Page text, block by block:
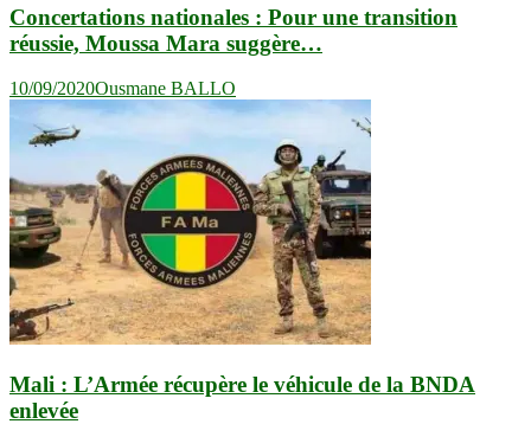
Concertations nationales : Pour une transition
réussie, Moussa Mara suggère…
10/09/2020Ousmane BALLO
Mali : L’Armée récupère le véhicule de la BNDA
enlevée